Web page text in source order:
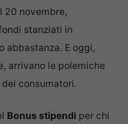
20 novembre,
stanziati in
abbastanza. E oggi,
arrivano le polemiche
consumatori.
Bonus stipendi per chi